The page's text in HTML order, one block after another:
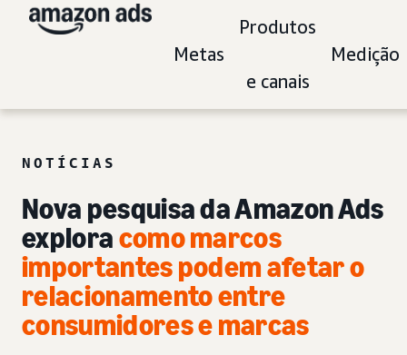
Metas
Produtos
e canais
Medição
NOTÍCIAS
Nova pesquisa da Amazon Ads
exploracomo marcos
importantes podem afetar o
relacionamento entre
consumidores e marcas